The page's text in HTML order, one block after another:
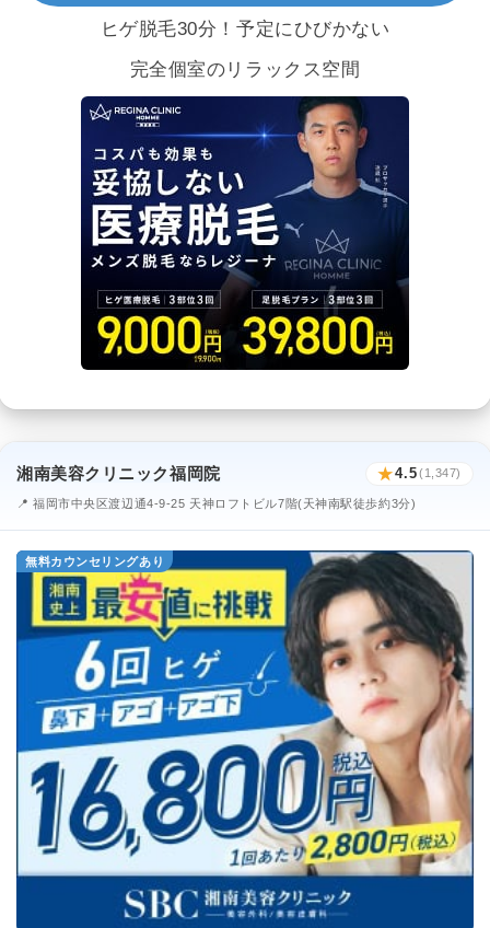
ヒゲ脱毛30分！予定にひびかない
完全個室のリラックス空間
湘南美容クリニック福岡院 ★4.5(1,347)
📍 福岡市中央区渡辺通4-9-25 天神ロフトビル7階(天神南駅徒歩約3分)
無料カウンセリングあり